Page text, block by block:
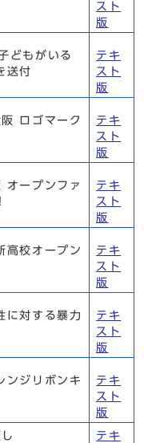
スト
版
どもがいる
送付
テキ
スト
版
ロゴマーク
テキ
スト
版
オープンファ
テキ
スト
版
高校オープン
テキ
スト
版
に対する暴力
テキ
スト
版
ンジリボンキ
テキ
スト
版
テキ